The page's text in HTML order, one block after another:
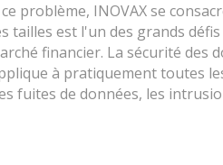
problème, INOVAX se
tailles est l'un des grands
financier. La sécurité
à pratiquement toutes
fuites de données, les